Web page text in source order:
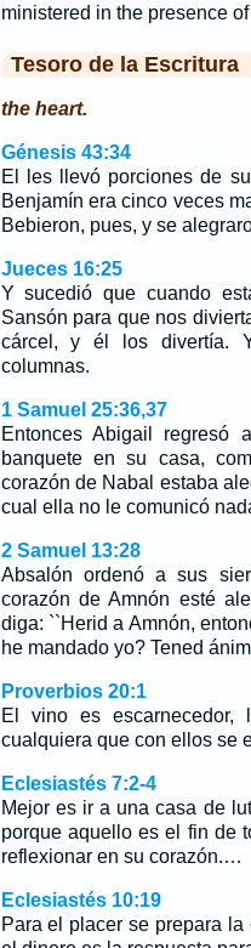
ministered in the presence
Tesoro de la Escritura
the heart.
Génesis 43:34
El les llevó porciones de
Benjamín era cinco veces
Bebieron, pues, y se
Jueces 16:25
Y sucedió que cuando
Sansón para que nos
cárcel, y él los divertía.
columnas.
1 Samuel 25:36,37
Entonces Abigail
banquete en su casa,
corazón de Nabal estaba
cual ella no le comunicó
2 Samuel 13:28
Absalón ordenó a sus
corazón de Amnón esté
diga: ``Herid a Amnón,
he mandado yo? Tened
Proverbios 20:1
El vino es escarnecedor,
cualquiera que con ellos se
Eclesiastés 7:2-4
Mejor es ir a una casa de
porque aquello es el fin de
reflexionar en su corazón.…
Eclesiastés 10:19
Para el placer se prepara